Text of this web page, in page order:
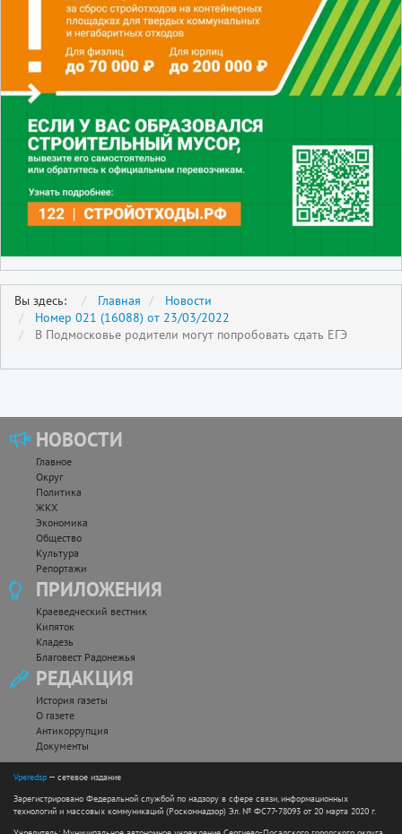
Вы здесь: Главная
Новости
Номер 021 (16088) от 23/03/2022
В Подмосковье родители могут попробовать сдать ЕГЭ
НОВОСТИ
Главное
Округ
Политика
ЖКХ
Экономика
Общество
Культура
Репортажи
ПРИЛОЖЕНИЯ
Краеведческий вестник
Кипяток
Кладезь
Благовест Радонежья
РЕДАКЦИЯ
История газеты
О газете
Антикоррупция
Документы
Vperedsp — сетевое издание
Зарегистрировано Федеральной службой по надзору в сфере связи, информационных
технологий и массовых коммуникаций (Роскомнадзор) Эл. № ФС77-78093 от 20 марта 2020 г.